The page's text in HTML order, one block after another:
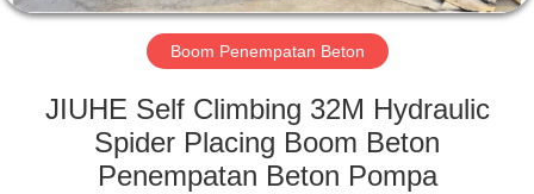
VR
TENTANG
Boom Penempatan Beton
JIUHE Self Climbing 32M Hydraulic
Spider Placing Boom Beton
Penempatan Beton Pompa